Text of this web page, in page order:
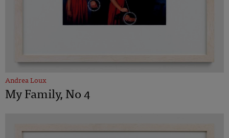
Andrea Loux
My Family, No 4